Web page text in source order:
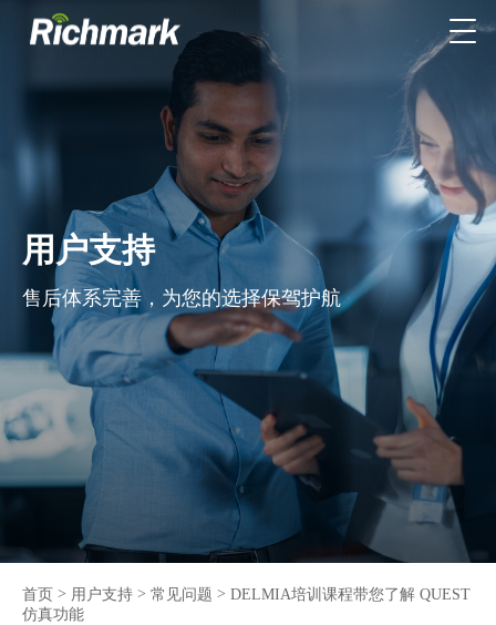
用户支持
售后体系完善，为您的选择保驾护航
首页 > 用户支持 > 常见问题 > DELMIA培训课程带您了解 QUEST
仿真功能